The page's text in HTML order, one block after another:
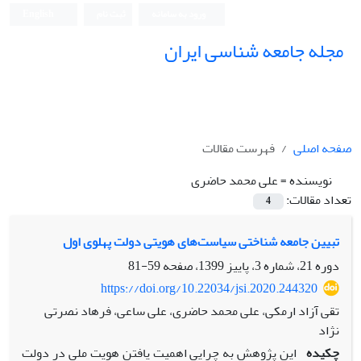
مجله جامعه شناسی ایران
صفحه اصلی
فهرست مقالات
نویسنده =علی محمد حاضری
تعداد مقالات:
4
تبیین جامعه شناختی سیاست‌های هویتی دولت پهلوی اول
دوره 21، شماره 3، پاییز 1399، صفحه
59-81
https://doi.org/10.22034/jsi.2020.244320
تقی آزاد ارمکی، علی محمد حاضری، علی ساعی، فرهاد نصرتی
نژاد
چکیده این پژوهش به چرایی اهمیت یافتن هویت ملی در دولت